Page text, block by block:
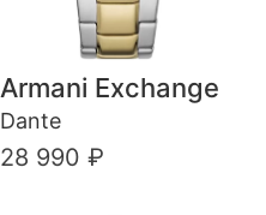
Armani Exchange
Dante
28 990 ₽